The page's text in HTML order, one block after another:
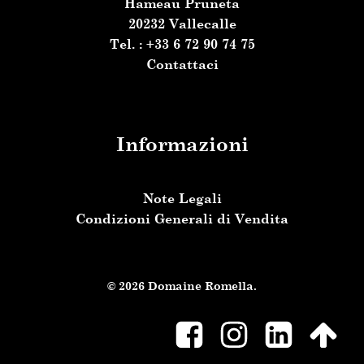
20232 Vallecalle
Tel. : +33 6 72 90 74 75
Contattaci
Informazioni
Note Legali
Condizioni Generali di Vendita
© 2026 Domaine Romella.